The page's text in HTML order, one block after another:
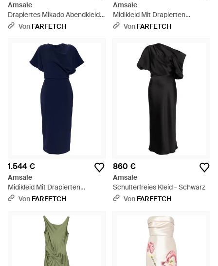
Amsale
Drapiertes Mikado Abendkleid -
Schwarz
Von FARFETCH
Amsale
Midikleid Mit Drapierten
Akzenten - Schwarz
Von FARFETCH
1.544 €
Amsale
Midikleid Mit Drapierten
Akzenten - Blau
Von FARFETCH
860 €
Amsale
Schulterfreies Kleid - Schwarz
Von FARFETCH